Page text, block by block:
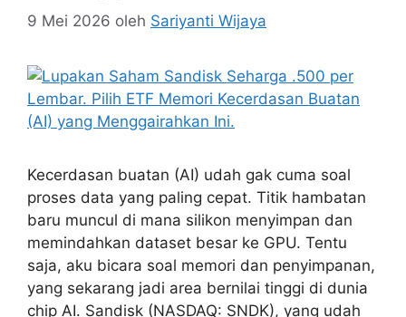
9 Mei 2026 oleh Sariyanti Wijaya
Kecerdasan buatan (AI) udah gak cuma soal
proses data yang paling cepat. Titik hambatan
baru muncul di mana silikon menyimpan dan
memindahkan dataset besar ke GPU. Tentu
saja, aku bicara soal memori dan penyimpanan,
yang sekarang jadi area bernilai tinggi di dunia
chip AI. Sandisk (NASDAQ: SNDK), yang udah